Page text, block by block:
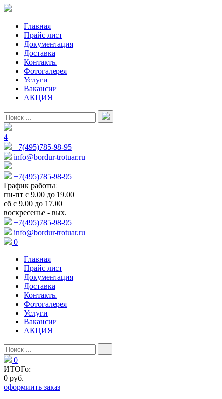
Главная
Прайс лист
Документация
Доставка
Контакты
Фотогалерея
Услуги
Вакансии
АКЦИЯ
4
+7(495)785-98-95
info@bordur-trotuar.ru
+7(495)785-98-95
График работы:
пн-пт с 9.00 до 19.00
сб с 9.00 до 17.00
воскресенье - вых.
+7(495)785-98-95
info@bordur-trotuar.ru
0
Главная
Прайс лист
Документация
Доставка
Контакты
Фотогалерея
Услуги
Вакансии
АКЦИЯ
0
ИТОГо:
0 руб.
оформиить заказ